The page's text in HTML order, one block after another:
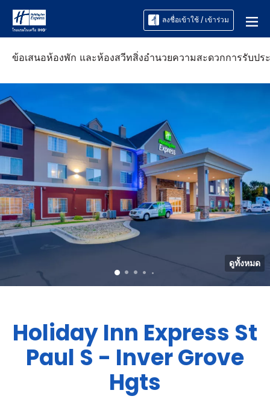
ลงชื่อเข้าใช้ / เข้าร่วม
ข้อเสนอห้องพัก และห้องสวีทสิ่งอำนวยความสะดวกการรับปร
ดูทั้งหมด
Holiday Inn Express St
Paul S - Inver Grove
Hgts